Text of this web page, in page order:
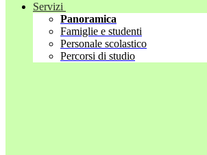
Servizi
Panoramica
Famiglie e studenti
Personale scolastico
Percorsi di studio